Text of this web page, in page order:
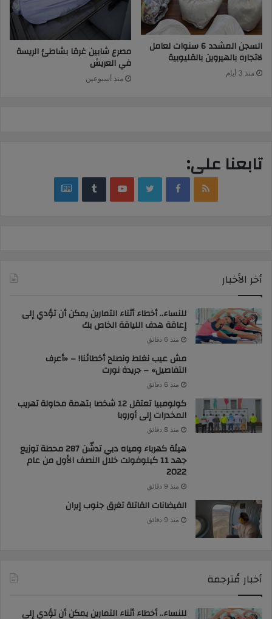
السجن المشدد 6 سنوات لعامل
لاتجاره بالهيروين بالقليوبية
منذ 3 أيام
مصرع شابين غرقا بشاطئ الريسة
في العريش
منذ أسبوعين
تابعنا على:
RSS
Facebook
Twitter
YouTube
‏Tumblr
google
أخر الأخبار
للنساء.. أخطاء أثناء التمارين يمكن أن تؤدي إلى
إعاقة هدف اللياقة الخاص بك
منذ 6 دقائق
مش عيب نغلط ونصلح أخطائنا! – «أعرف
التفاصيل» – جريدة نورت
منذ 6 دقائق
كولومبيا تعتقل 12 شخصا بتهمة محاولة تهريب
المخدرات إلى أوروبا
منذ 8 دقائق
هيئة كهرباء ومياه دبي تدشّن 287 محطة توزيع
جهد 11 كيلوفولت خلال النصف الأول من عام
2022
منذ 9 دقائق
الفيضانات القاتلة تغرق جنوب إيران
منذ 9 دقائق
أخبار مُترجمة
للنساء.. أخطاء أثناء التمارين يمكن أن تؤدي إلى